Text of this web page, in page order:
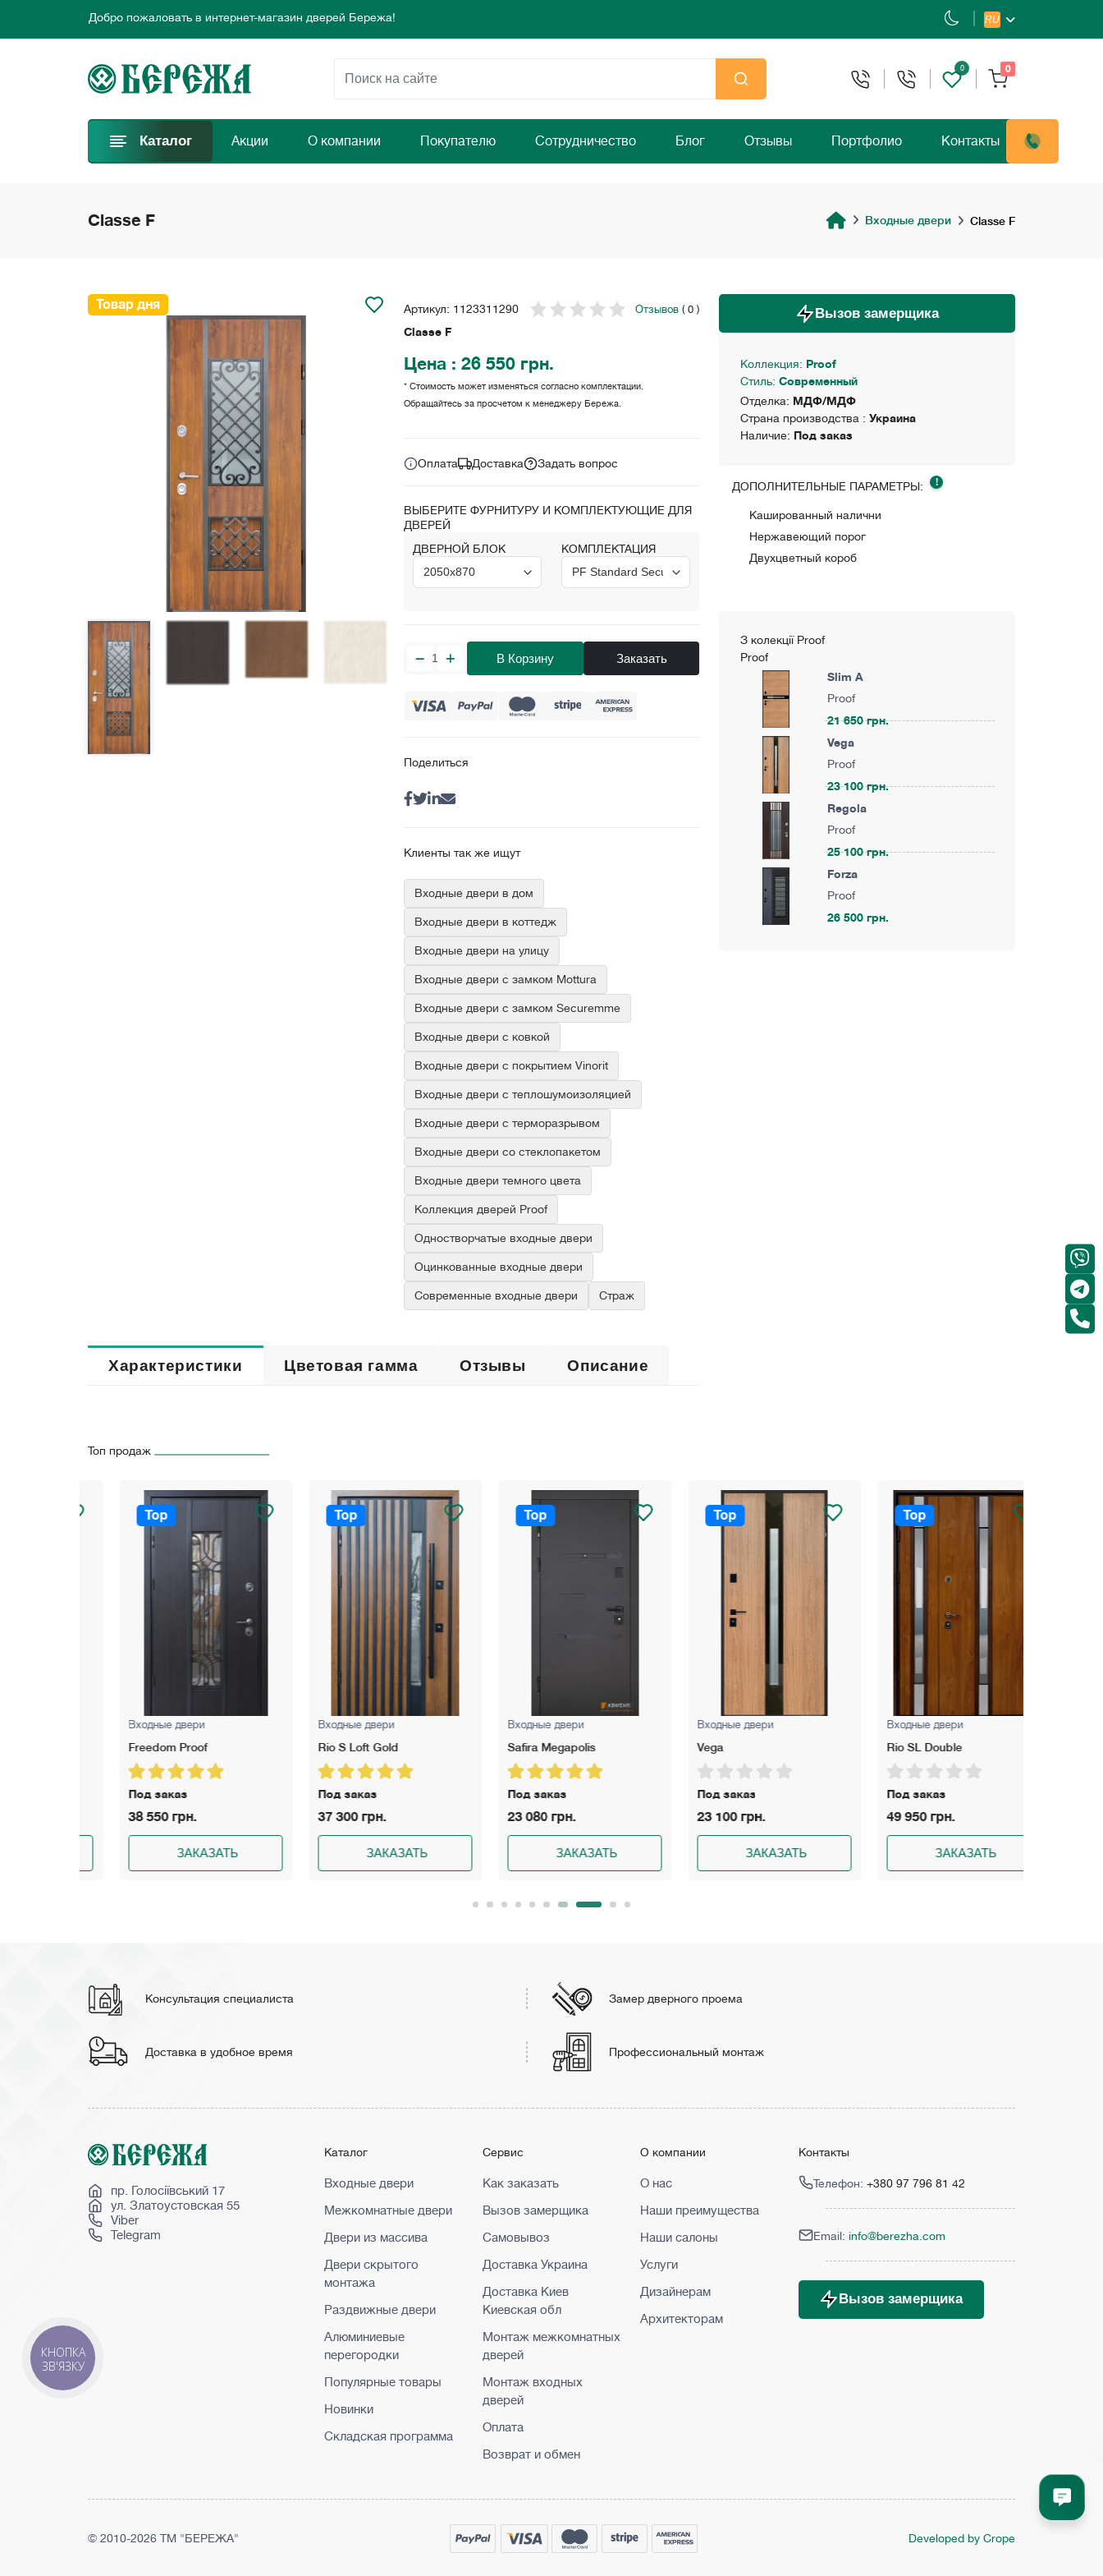
Добро пожаловать в интернет-магазин дверей Бережа!
Предлагаем новые выгодные предложения каждый день для комфорта и уюта вашего дома
Добро пожаловать в интернет-магазин дверей Бережа!
Предлагаем новые выгодные предложения каждый день для комфорта и уюта вашего дома
RU
0 0
Каталог Акции О компании Покупателю Сотрудничество Блог Отзывы Портфолио Контакты
Classe F Входные двери Classe F
Товар дня Артикул: 1123311290 Отзывов ( 0 )
Classe F
Цена : 26 550 грн.
* Стоимость может изменяться согласно комплектации.
Обращайтесь за просчетом к менеджеру Бережа.
Оплата Доставка Задать вопрос
ВЫБЕРИТЕ ФУРНИТУРУ И КОМПЛЕКТУЮЩИЕ ДЛЯ
ДВЕРЕЙ
ДВЕРНОЙ БЛОК
КОМПЛЕКТАЦИЯ
В Корзину Заказать
Поделиться
Клиенты так же ищут
Входные двери в дом
Входные двери в коттедж
Входные двери на улицу
Входные двери с замком Mottura
Входные двери с замком Securemme
Входные двери с ковкой
Входные двери с покрытием Vinorit
Входные двери с теплошумоизоляцией
Входные двери с терморазрывом
Входные двери со стеклопакетом
Входные двери темного цвета
Коллекция дверей Proof
Одностворчатые входные двери
Оцинкованные входные двери
Современные входные двери Страж
Вызов замерщика
Коллекция: Proof
Стиль: Современный
Отделка: МДФ/МДФ
Страна производства : Украина
Наличие: Под заказ
ДОПОЛНИТЕЛЬНЫЕ ПАРАМЕТРЫ: !
Кашированный налични
Нержавеющий порог
Двухцветный короб
З колекції Proof
Proof
Slim A
Proof
21 650 грн.
Vega
Proof
23 100 грн.
Regola
Proof
25 100 грн.
Forza
Proof
26 500 грн.
Характеристики Цветовая гамма Отзывы Описание
Топ продаж
Входные двери
Freedom Proof
Под заказ
38 550 грн.
ЗАКАЗАТЬ
Входные двери
Rio S Loft Gold
Под заказ
37 300 грн.
ЗАКАЗАТЬ
Входные двери
Safira Megapolis
Под заказ
23 080 грн.
ЗАКАЗАТЬ
Входные двери
Под заказ
23 100 грн.
ЗАКАЗАТЬ
Входные двери
Rio SL Double
Под заказ
49 950 грн.
ЗАКАЗАТЬ
Консультация специалиста Замер дверного проема
Доставка в удобное время Профессиональный монтаж
пр. Голосіївський 17
ул. Златоустовская 55
Viber
Telegram
Каталог
Входные двери
Межкомнатные двери
Двери из массива
Двери скрытого
монтажа
Раздвижные двери
Алюминиевые
перегородки
Популярные товары
Новинки
Складская программа
Сервис
Как заказать
Вызов замерщика
Самовывоз
Доставка Украина
Доставка Киев
Киевская обл
Монтаж межкомнатных
дверей
Монтаж входных
дверей
Оплата
Возврат и обмен
О компании
О нас
Наши преимущества
Наши салоны
Услуги
Дизайнерам
Архитекторам
Контакты
Телефон: +380 97 796 81 42
Email: info@berezha.com
Вызов замерщика
© 2010-2026 ТМ "БЕРЕЖА" Developed by Crope
КНОПКА
ЗВ'ЯЗКУ